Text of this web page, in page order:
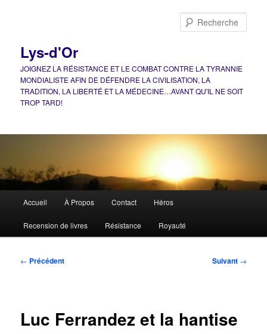
Lys-d'Or
JOIGNEZ LA RÉSISTANCE ET LE COMBAT CONTRE LA TYRANNIE
MONDIALISTE AFIN DE DÉFENDRE LA CIVILISATION, LA
TRADITION, LA LIBERTÉ ET LA MÉDECINE…AVANT QU'IL NE SOIT
TROP TARD!
principal
Accueil À Propos Contact Héros
Recension de livres Résistance Royauté
Navigation
← Précédent Suivant →
Luc Ferrandez et la hantise